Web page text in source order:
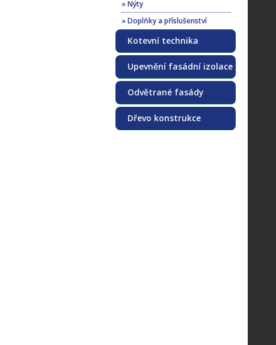
» Nýty
» Doplňky a příslušenství
Kotevní technika
Upevnění fasádní izolace
Odvětrané fasády
Dřevo konstrukce